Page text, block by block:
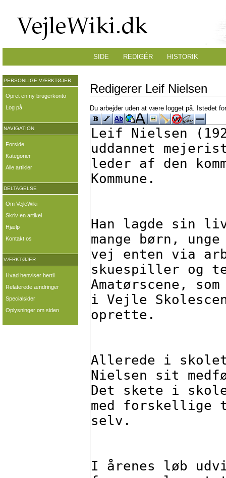
Redigerer Leif Nielsen
Du arbejder uden at være logget på. Istedet
SIDE REDIGÉR HISTORIK
PERSONLIGE VÆRKTØJER
Opret en ny brugerkonto
Log på
NAVIGATION
Forside
Kategorier
Alle artikler
DELTAGELSE
Om VejleWiki
Skriv en artikel
Hjælp
Kontakt os
VÆRKTØJER
Hvad henviser hertil
Relaterede ændringer
Specialsider
Oplysninger om siden